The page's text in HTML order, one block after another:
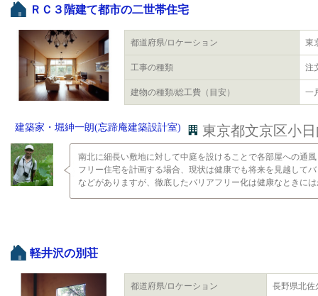
ＲＣ３階建て都市の二世帯住宅
都道府県/ロケーション 東
工事の種類 注
建物の種類/総工費（目安） 一
建築家・堀紳一朗(忘蹄庵建築設計室) 東京都文京区小日
南北に細長い敷地に対して中庭を設けることで各部屋への通
フリー住宅を計画する場合、現状は健康でも将来を見越して
などがありますが、徹底したバリアフリー化は健康なときに
軽井沢の別荘
都道府県/ロケーション 長野県北佐